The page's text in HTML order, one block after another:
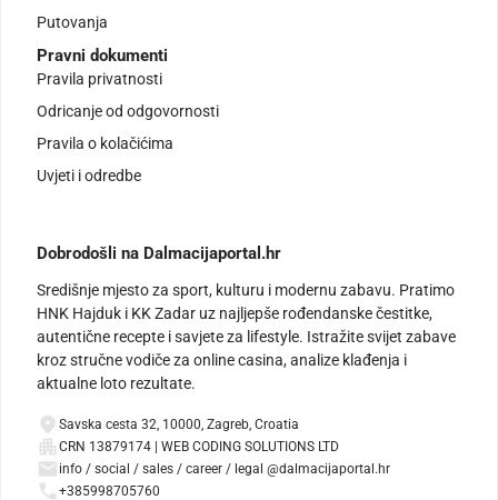
Putovanja
Pravni dokumenti
Pravila privatnosti
Odricanje od odgovornosti
Pravila o kolačićima
Uvjeti i odredbe
Dobrodošli na Dalmacijaportal.hr
Središnje mjesto za sport, kulturu i modernu zabavu. Pratimo
HNK Hajduk i KK Zadar uz najljepše rođendanske čestitke,
autentične recepte i savjete za lifestyle. Istražite svijet zabave
kroz stručne vodiče za online casina, analize klađenja i
aktualne loto rezultate.
Savska cesta 32, 10000, Zagreb, Croatia
CRN 13879174 | WEB CODING SOLUTIONS LTD
info / social / sales / career / legal @dalmacijaportal.hr
+385998705760